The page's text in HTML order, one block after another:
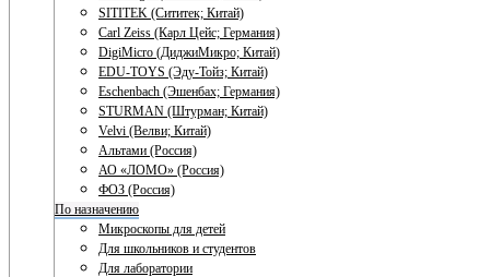
SITITEK (Сититек; Китай)
Carl Zeiss (Карл Цейс; Германия)
DigiMicro (ДиджиМикро; Китай)
EDU-TOYS (Эду-Тойз; Китай)
Eschenbach (Эшенбах; Германия)
STURMAN (Штурман; Китай)
Velvi (Велви; Китай)
Альтами (Россия)
АО «ЛОМО» (Россия)
ФОЗ (Россия)
По назначению
Микроскопы для детей
Для школьников и студентов
Для лаборатории